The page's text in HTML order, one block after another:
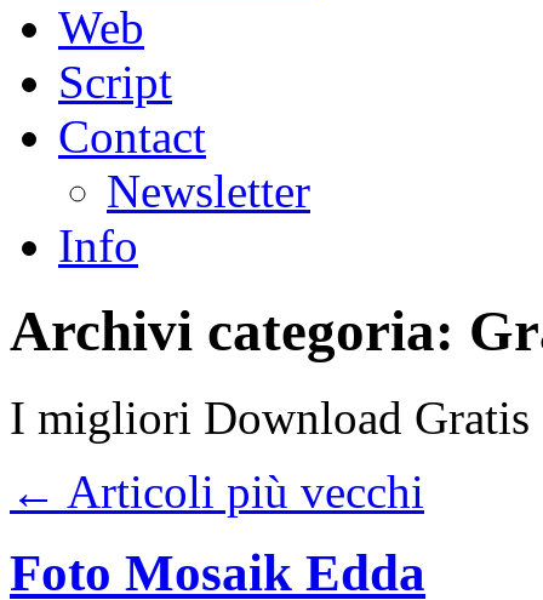
Web
Script
Contact
Newsletter
Info
Archivi categoria:
I migliori Download Gratis
← Articoli più vecchi
Foto Mosaik Edda